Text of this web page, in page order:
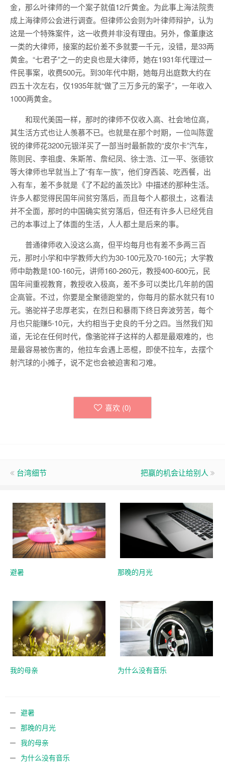
金，那么叶律师的一个案子就值12斤黄金。为此事上海法院责
成上海律师公会进行调查。但律师公会则为叶律师辩护，认为
这是一个特殊案件，这一收费并非没有理由。另外，像董康这
一类的大律师，接案的起价差不多就要一千元，没错，是33两
黄金。“七君子”之一的史良也是大律师，她在1931年代理过一
件民事案，收费500元。到30年代中期，她每月出庭数大约在
四五十次左右，仅1935年就“做了三万多元的案子”，一年收入
1000两黄金。
和现代美国一样，那时的律师不仅收入高、社会地位高，
其生活方式也让人羡慕不已。也就是在那个时期，一位叫陈霆
锐的律师花3200元银洋买了一部当时最新款的“皮尔卡”汽车，
陈则民、李祖虞、朱斯芾、詹纪凤、徐士浩、江一平、张德钦
等大律师也早就当上了“有车一族”，他们穿西装、吃西餐，出
入有车，差不多就是《了不起的盖茨比》中描述的那种生活。
许多人都觉得民国年间贫穷落后，而且每个人都很土，这看法
并不全面，那时的中国确实贫穷落后，但还有许多人已经凭自
己的本事过上了体面的生活，人人都土是后来的事。
普通律师收入没这么高，但平均每月也有差不多两三百
元，那时小学和中学教师大约为30-100元及70-160元；大学教
师中助教是100-160元，讲师160-260元，教授400-600元，民
国年间重视教育，教授收入极高，差不多可以类比几年前的国
企高管。不过，你要是全聚德跑堂的，你每月的薪水就只有10
元。骆驼祥子忠厚老实，在烈日和暴雨下终日奔波劳苦，每个
月也只能赚5-10元，大约相当于史良的千分之四。当然我们知
道，无论在任何时代，像骆驼祥子这样的人都是最艰难的，也
是最容易被伤害的，他拉车会遇上恶棍，即使不拉车，去摆个
射汽球的小摊子，说不定也会被迫害和刁难。
喜欢 (0)
台湾细节 把赢的机会让给别人
避暑 那晚的月光
我的母亲 为什么没有音乐
避暑
那晚的月光
我的母亲
为什么没有音乐